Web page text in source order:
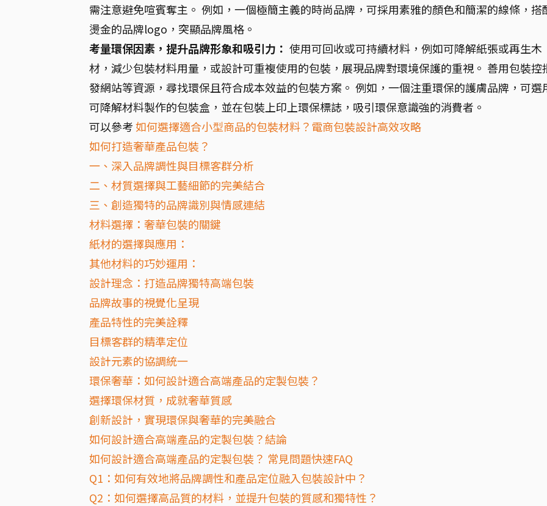
需注意避免喧賓奪主。 例如，一個極簡主義的時尚品牌，可採用素雅的顏色和簡潔的線條，搭
燙金的品牌logo，突顯品牌風格。
考量環保因素，提升品牌形象和吸引力： 使用可回收或可持續材料，例如可降解紙張或再生木
材，減少包裝材料用量，或設計可重複使用的包裝，展現品牌對環境保護的重視。 善用包裝控
發網站等資源，尋找環保且符合成本效益的包裝方案。 例如，一個注重環保的護膚品牌，可選
可降解材料製作的包裝盒，並在包裝上印上環保標誌，吸引環保意識強的消費者。
可以參考如何選擇適合小型商品的包裝材料？電商包裝設計高效攻略
如何打造奢華產品包裝？
一、深入品牌調性與目標客群分析
二、材質選擇與工藝細節的完美結合
三、創造獨特的品牌識別與情感連結
材料選擇：奢華包裝的關鍵
紙材的選擇與應用：
其他材料的巧妙運用：
設計理念：打造品牌獨特高端包裝
品牌故事的視覺化呈現
產品特性的完美詮釋
目標客群的精準定位
設計元素的協調統一
環保奢華：如何設計適合高端產品的定製包裝？
選擇環保材質，成就奢華質感
創新設計，實現環保與奢華的完美融合
如何設計適合高端產品的定製包裝？結論
如何設計適合高端產品的定製包裝？ 常見問題快速FAQ
Q1：如何有效地將品牌調性和產品定位融入包裝設計中？
Q2：如何選擇高品質的材料，並提升包裝的質感和獨特性？